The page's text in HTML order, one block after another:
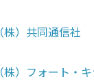
（株）共同通信社
（株）フォート・